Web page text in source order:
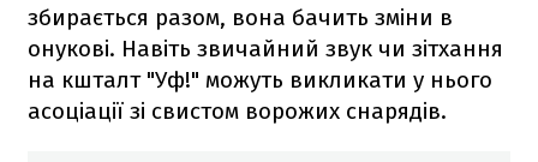
збирається разом, вона бачить зміни в
онукові. Навіть звичайний звук чи зітхання
на кшталт "Уф!" можуть викликати у нього
асоціації зі свистом ворожих снарядів.